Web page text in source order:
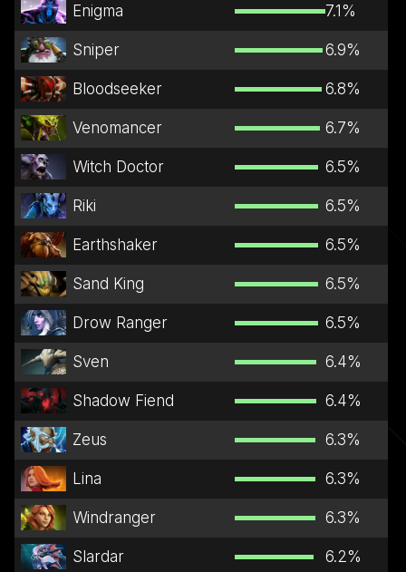
Enigma 7.1%
Sniper 6.9%
Bloodseeker 6.8%
Venomancer 6.7%
Witch Doctor 6.5%
Riki 6.5%
Earthshaker 6.5%
Sand King 6.5%
Drow Ranger 6.5%
Sven 6.4%
Shadow Fiend 6.4%
Zeus 6.3%
Lina 6.3%
Windranger 6.3%
Slardar 6.2%